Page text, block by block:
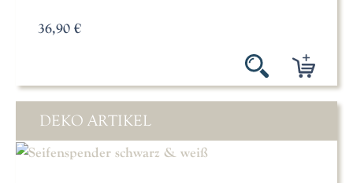
36,90 €
DEKO ARTIKEL